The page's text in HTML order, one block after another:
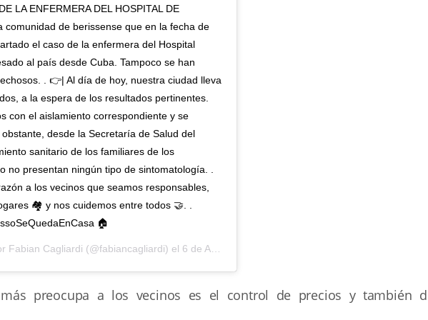
LA ENFERMERA DEL HOSPITAL DE
comunidad de berissense que en la fecha de
el caso de la enfermera del Hospital
al país desde Cuba. Tampoco se han
. 👉| Al día de hoy, nuestra ciudad lleva
a la espera de los resultados pertinentes.
con el aislamiento correspondiente y se
desde la Secretaría de Salud del
sanitario de los familiares de los
no presentan ningún tipo de sintomatología. .
a los vecinos que seamos responsables,
🏘️ y nos cuidemos entre todos 🤝. .
🏠
Fabian Cagliardi (@fabiancagliardi) el 6 de Abr de 2020 a las 1:03 PDT
preocupa a los vecinos es el control de precios y también